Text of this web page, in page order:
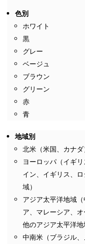
色別
ホワイト
黒
グレー
ベージュ
ブラウン
グリーン
赤
青
地域別
北米（米国、カナダ
ヨーロッパ（イギ
イン、イギリス、
域）
アジア太平洋地域
ア、マレーシア、
他のアジア太平洋地
中南米（ブラジル